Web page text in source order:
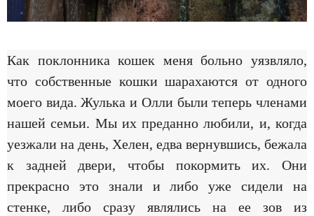
Как поклонника кошек меня больно уязвляло,
что собственные кошки шарахаются от одного
моего вида. Жулька и Олли были теперь членами
нашей семьи. Мы их преданно любили, и, когда
уезжали на день, Хелен, едва вернувшись, бежала
к задней двери, чтобы покормить их. Они
прекрасно это знали и либо уже сидели на
стенке, либо сразу являлись на ее зов из